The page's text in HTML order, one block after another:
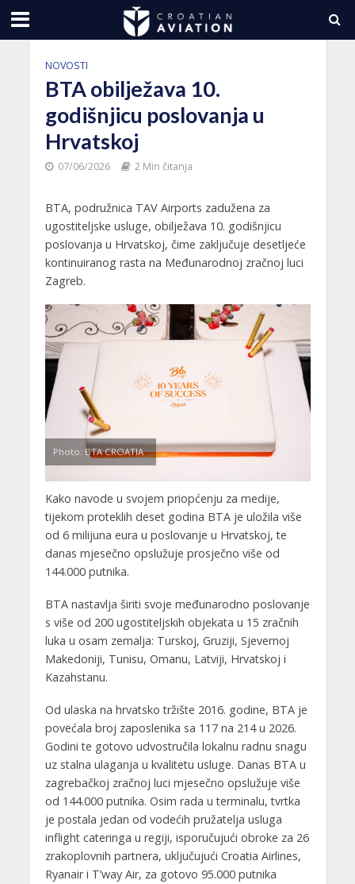
NOVOSTI
BTA obilježava 10.
godišnjicu poslovanja u
Hrvatskoj
07/06/2026 2 Min čitanja
BTA, podružnica TAV Airports zadužena za
ugostiteljske usluge, obilježava 10. godišnjicu
poslovanja u Hrvatskoj, čime zaključuje desetljeće
kontinuiranog rasta na Međunarodnoj zračnoj luci
Zagreb.
Photo: BTA CROATIA
Kako navode u svojem priopćenju za medije,
tijekom proteklih deset godina BTA je uložila više
od 6 milijuna eura u poslovanje u Hrvatskoj, te
danas mjesečno opslužuje prosječno više od
144.000 putnika.
BTA nastavlja širiti svoje međunarodno poslovanje
s više od 200 ugostiteljskih objekata u 15 zračnih
luka u osam zemalja: Turskoj, Gruziji, Sjevernoj
Makedoniji, Tunisu, Omanu, Latviji, Hrvatskoj i
Kazahstanu.
Od ulaska na hrvatsko tržište 2016. godine, BTA je
povećala broj zaposlenika sa 117 na 214 u 2026.
Godini te gotovo udvostručila lokalnu radnu snagu
uz stalna ulaganja u kvalitetu usluge. Danas BTA u
zagrebačkoj zračnoj luci mjesečno opslužuje više
od 144.000 putnika. Osim rada u terminalu, tvrtka
je postala jedan od vodećih pružatelja usluga
inflight cateringa u regiji, isporučujući obroke za 26
zrakoplovnih partnera, uključujući Croatia Airlines,
Ryanair i T’way Air, za gotovo 95.000 putnika